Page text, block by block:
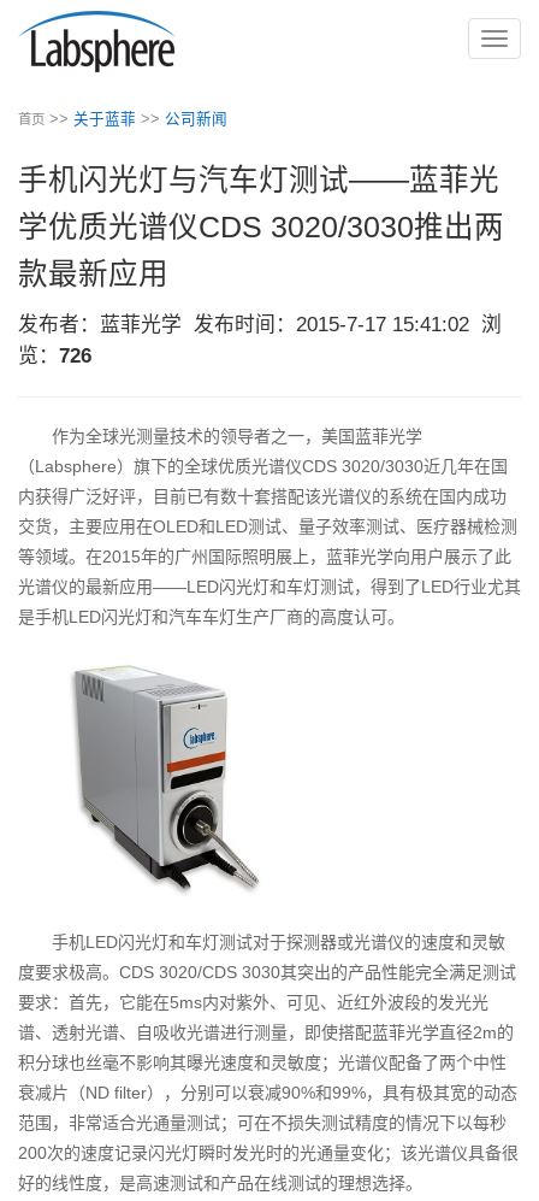
切
首页 >> 关于蓝菲 >> 公司新闻
手机闪光灯与汽车灯测试——蓝菲光
学优质光谱仪CDS 3020/3030推出两
款最新应用
发布者：蓝菲光学 发布时间：2015-7-17 15:41:02 浏
览： 726
作为全球光测量技术的领导者之一，美国蓝菲光学
（Labsphere）旗下的全球优质光谱仪CDS 3020/3030近几年在国
内获得广泛好评，目前已有数十套搭配该光谱仪的系统在国内成功
交货，主要应用在OLED和LED测试、量子效率测试、医疗器械检测
等领域。在2015年的广州国际照明展上，蓝菲光学向用户展示了此
光谱仪的最新应用——LED闪光灯和车灯测试，得到了LED行业尤其
是手机LED闪光灯和汽车车灯生产厂商的高度认可。
手机LED闪光灯和车灯测试对于探测器或光谱仪的速度和灵敏
度要求极高。CDS 3020/CDS 3030其突出的产品性能完全满足测试
要求：首先，它能在5ms内对紫外、可见、近红外波段的发光光
谱、透射光谱、自吸收光谱进行测量，即使搭配蓝菲光学直径2m的
积分球也丝毫不影响其曝光速度和灵敏度；光谱仪配备了两个中性
衰减片（ND filter），分别可以衰减90%和99%，具有极其宽的动态
范围，非常适合光通量测试；可在不损失测试精度的情况下以每秒
200次的速度记录闪光灯瞬时发光时的光通量变化；该光谱仪具备很
好的线性度，是高速测试和产品在线测试的理想选择。